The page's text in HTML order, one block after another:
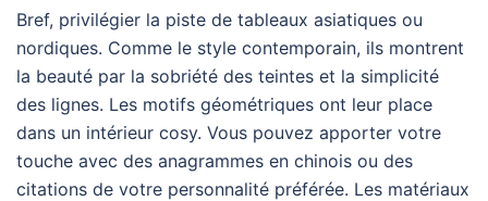
Bref, privilégier la piste de tableaux asiatiques ou
nordiques. Comme le style contemporain, ils montrent
la beauté par la sobriété des teintes et la simplicité
des lignes. Les motifs géométriques ont leur place
dans un intérieur cosy. Vous pouvez apporter votre
touche avec des anagrammes en chinois ou des
citations de votre personnalité préférée. Les matériaux